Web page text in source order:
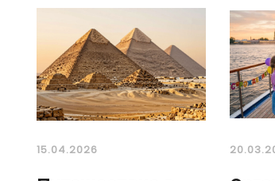
15.04.2026